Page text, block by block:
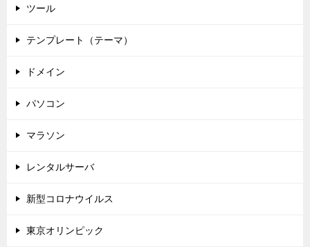
ツール
テンプレート（テーマ）
ドメイン
パソコン
マラソン
レンタルサーバ
新型コロナウイルス
東京オリンピック